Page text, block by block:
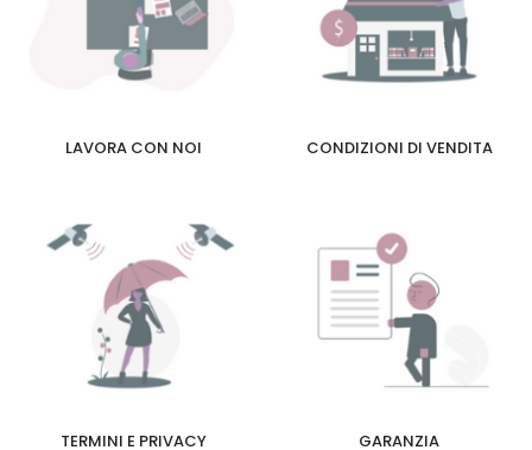
LAVORA CON NOI CONDIZIONI DI VENDITA
TERMINI E PRIVACY GARANZIA